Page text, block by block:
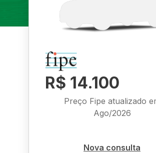
R$ 14.100
Preço Fipe atualizado
Ago/2026
Nova consulta